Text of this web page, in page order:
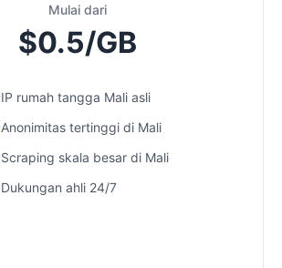
Mulai dari
$0.5/GB
IP rumah tangga Mali asli
Anonimitas tertinggi di Mali
Scraping skala besar di Mali
Dukungan ahli 24/7